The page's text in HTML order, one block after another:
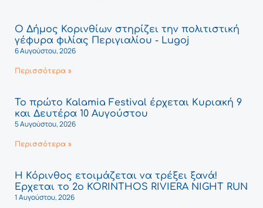
Ο Δήμος Κορινθίων στηρίζει την πολιτιστική
γέφυρα φιλίας Περιγιαλίου - Lugoj
6 Αυγούστου, 2026
Περισσότερα »
Το πρώτο Kalamia Festival έρχεται Κυριακή 9
και Δευτέρα 10 Αυγούστου
5 Αυγούστου, 2026
Περισσότερα »
Η Κόρινθος ετοιμάζεται να τρέξει ξανά!
Έρχεται το 2ο KORINTHOS RIVIERA NIGHT RUN
1 Αυγούστου, 2026